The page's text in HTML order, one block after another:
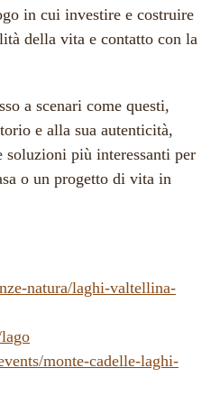
in cui investire e costruire
della vita e contatto con la
a scenari come questi,
e alla sua autenticità,
soluzioni più interessanti per
o un progetto di vita in
natura/laghi-valtellina-
monte-cadelle-laghi-